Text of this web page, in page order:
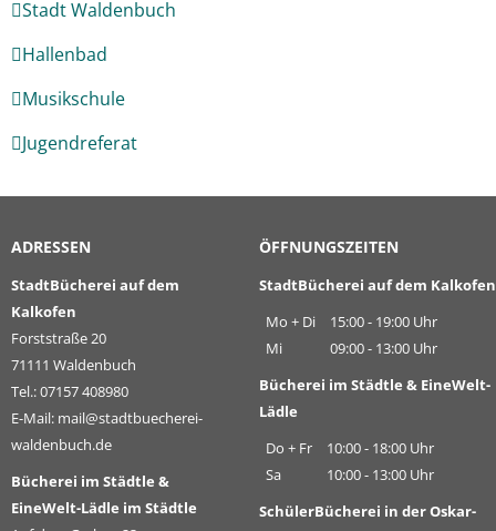
Stadt Waldenbuch
Hallenbad
Musikschule
Jugendreferat
ADRESSEN
StadtBücherei auf dem
Kalkofen
Forststraße 20
71111 Waldenbuch
Tel.: 07157 408980
E-Mail: mail@stadtbuecherei-
waldenbuch.de
Bücherei im Städtle &
EineWelt-Lädle im Städtle
ÖFFNUNGSZEITEN
StadtBücherei auf dem Kalkofen
Mo + Di
15:00 - 19:00 Uhr
Mi
09:00 - 13:00 Uhr
Bücherei im Städtle & EineWelt-
Lädle
Do + Fr
10:00 - 18:00 Uhr
Sa
10:00 - 13:00 Uhr
SchülerBücherei in der Oskar-